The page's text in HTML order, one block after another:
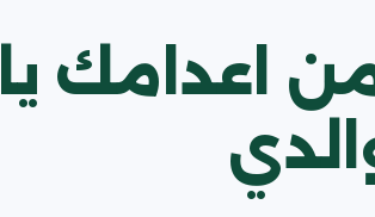
من اعدامك